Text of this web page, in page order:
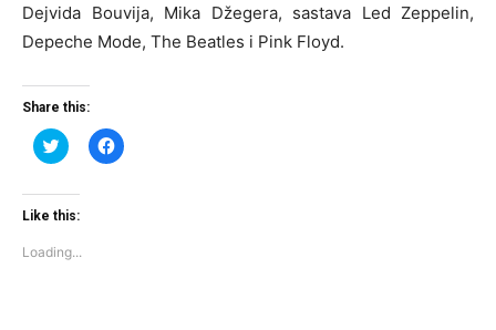
Dejvida Bouvija, Mika Džegera, sastava Led Zeppelin,
Depeche Mode, The Beatles i Pink Floyd.
Share this:
Click
to
Twitter
(Opens
window)
Click
to
Like this:
Loading...